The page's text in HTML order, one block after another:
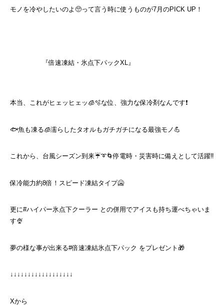
モノを冷やしたいのよ🥺って言う時に使うものが7月のPICK UP！
『倍速凍結・氷点下パックXL』
本当、これがヒェッヒェッ🧊🫧な位、強力な保冷剤なんです❗️
🐟魚も凍る🧊濡らしたタオルもガチガチになる最強モノ💪
これから、台風シーズン到来☔➰🌀停電時・災害時に備えとして活躍‼️
保冷能力約8倍！スピード凍結タイプ🥶
更に#ハイパー氷点下クーラー との併用でアイスも持ち運べちゃいま
す🍨
夢の様な事が出来る#倍速凍結氷点下パック をプレゼント🎁
↓↓↓↓↓↓↓↓↓↓↓↓↓↓↓↓↓↓
Xから